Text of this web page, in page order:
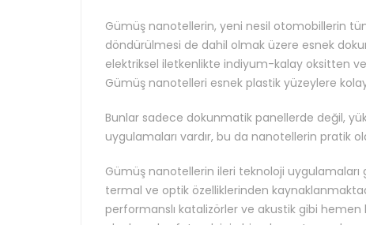
Gümüş nanotellerin, yeni nesil otomobillerin
döndürülmesi de dahil olmak üzere esnek
elektriksel iletkenlikte indiyum-kalay oksitten
Gümüş nanotelleri esnek plastik yüzeylere
Bunlar sadece dokunmatik panellerde değil,
uygulamaları vardır, bu da nanotellerin pratik
Gümüş nanotellerin ileri teknoloji
termal ve optik özelliklerinden
performanslı katalizörler ve akustik gibi